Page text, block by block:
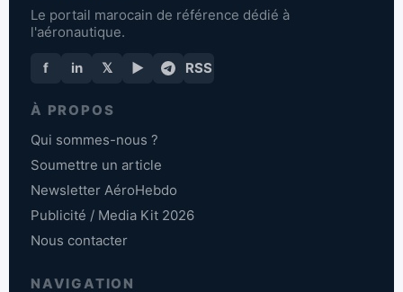
Le portail marocain de référence dédié à
l'aéronautique.
f in 𝕏 ▶ RSS
À PROPOS
Qui sommes-nous ?
Soumettre un article
Newsletter AéroHebdo
Publicité / Media Kit 2026
Nous contacter
NAVIGATION